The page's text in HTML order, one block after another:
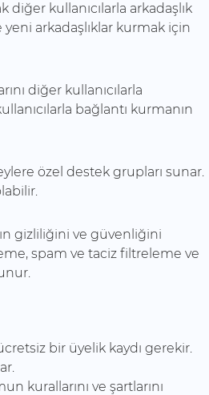
diğer kullanıcılarla arkadaşlık
yeni arkadaşlıklar kurmak için
diğer kullanıcılarla
bağlantı kurmanın
özel destek grupları sunar.
gizliliğini ve güvenliğini
spam ve taciz filtreleme ve
bir üyelik kaydı gerekir.
kurallarını ve şartlarını